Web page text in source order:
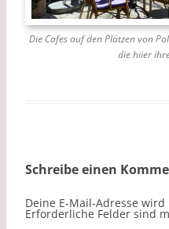
Die Cafes auf den Plätzen von
die hiier
Schreibe einen
Deine E-Mail-Adresse
Erforderliche Felder sind